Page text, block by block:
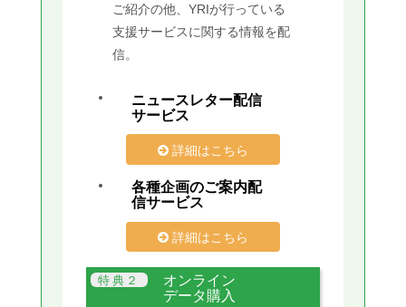
ご紹介の他、YRIが行っている
支援サービスに関する情報を配
信。
ニュースレター配信
サービス
詳細はこちら
各種企画のご案内配
信サービス
詳細はこちら
オンライン
データ購入